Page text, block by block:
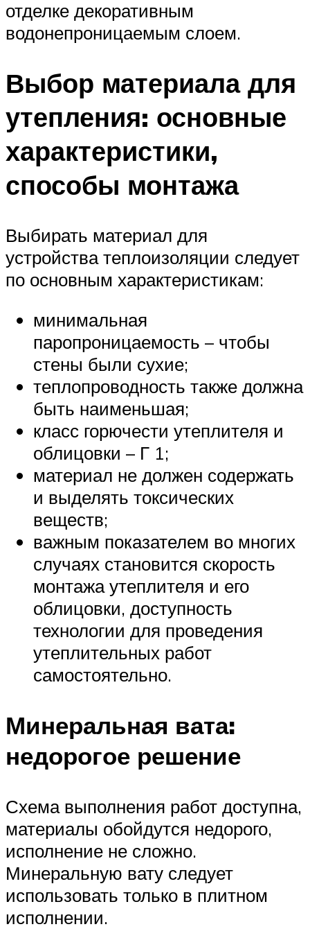
отделке декоративным
водонепроницаемым слоем.
Выбор материала для
утепления: основные
характеристики,
способы монтажа
Выбирать материал для
устройства теплоизоляции следует
по основным характеристикам:
минимальная
паропроницаемость – чтобы
стены были сухие;
теплопроводность также должна
быть наименьшая;
класс горючести утеплителя и
облицовки – Г 1;
материал не должен содержать
и выделять токсических
веществ;
важным показателем во многих
случаях становится скорость
монтажа утеплителя и его
облицовки, доступность
технологии для проведения
утеплительных работ
самостоятельно.
Минеральная вата:
недорогое решение
Схема выполнения работ доступна,
материалы обойдутся недорого,
исполнение не сложно.
Минеральную вату следует
использовать только в плитном
исполнении.